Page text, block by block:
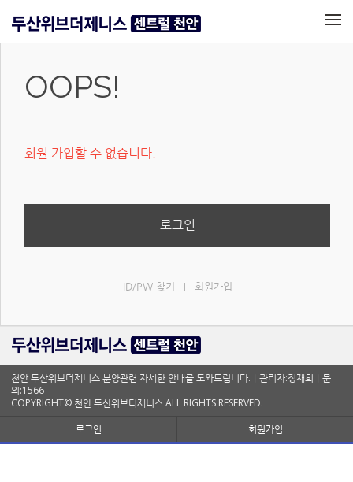
OOPS!
회원 가입할 수 없습니다.
로그인
ID/PW 찾기 회원가입
천안 두산위브더제니스 분양관련 자세한 안내를 도와드립니다.ㅣ관리자:정재희ㅣ문
의:1566-
COPYRIGHT© 천안 두산위브더제니스 ALL RIGHTS RESERVED.
로그인
회원가입